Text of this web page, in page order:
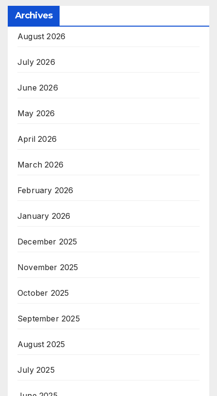
Archives
August 2026
July 2026
June 2026
May 2026
April 2026
March 2026
February 2026
January 2026
December 2025
November 2025
October 2025
September 2025
August 2025
July 2025